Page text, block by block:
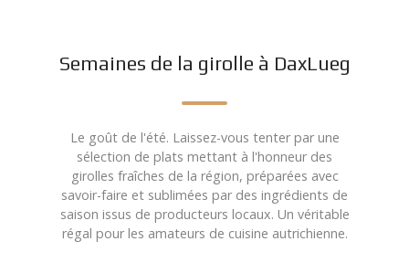
Semaines de la girolle à DaxLueg
Le goût de l'été. Laissez-vous tenter par une
sélection de plats mettant à l'honneur des
girolles fraîches de la région, préparées avec
savoir-faire et sublimées par des ingrédients de
saison issus de producteurs locaux. Un véritable
régal pour les amateurs de cuisine autrichienne.